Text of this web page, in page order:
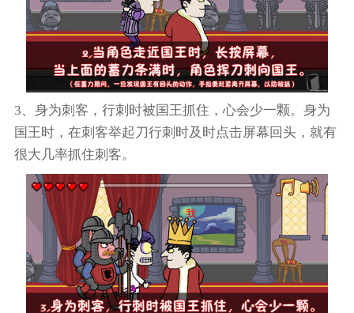
3、身为刺客，行刺时被国王抓住，心会少一颗。身为
国王时，在刺客举起刀行刺时及时点击屏幕回头，就有
很大几率抓住刺客。